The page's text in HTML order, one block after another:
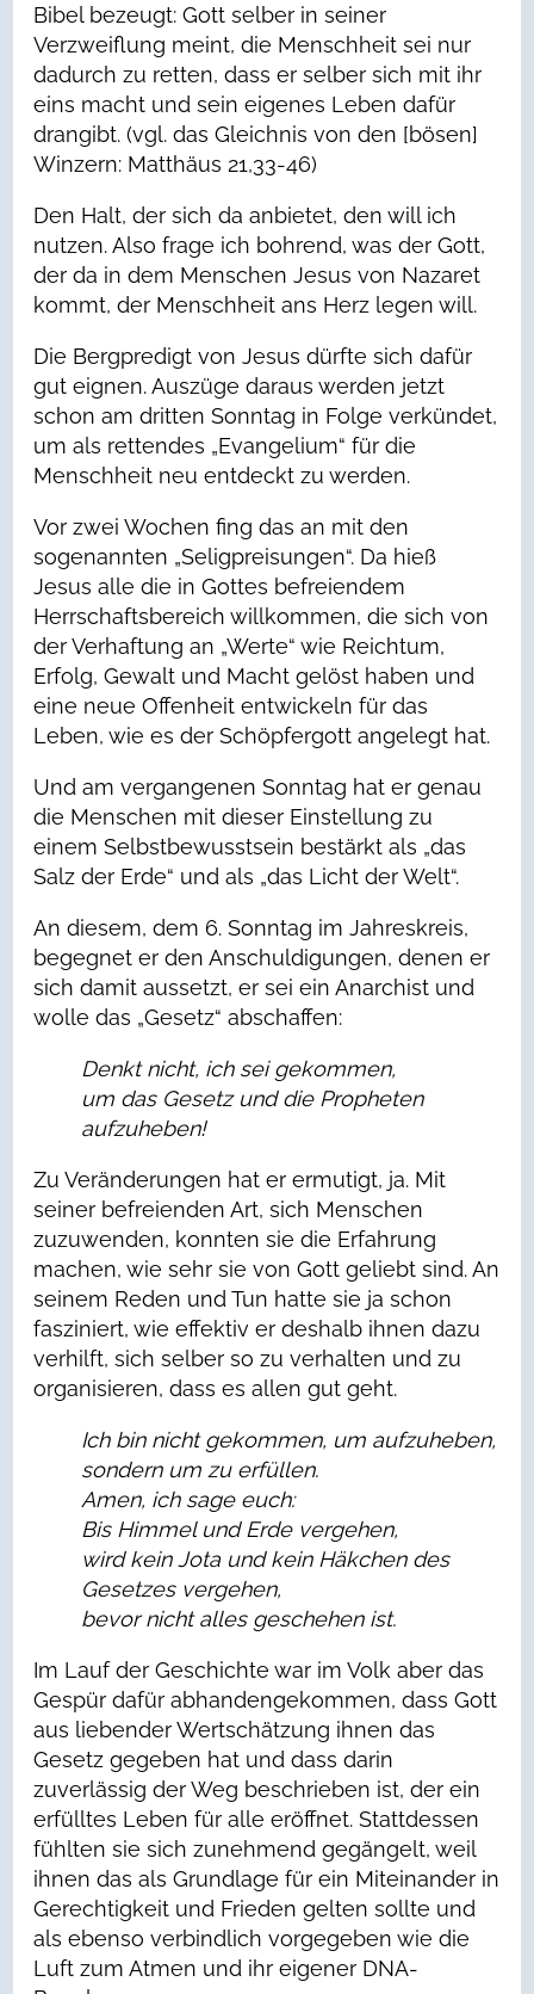
Bibel bezeugt: Gott selber in seiner
Verzweiflung meint, die Menschheit sei nur
dadurch zu retten, dass er selber sich mit ihr
eins macht und sein eigenes Leben dafür
drangibt. (vgl. das Gleichnis von den [bösen]
Winzern: Matthäus 21,33-46)
Den Halt, der sich da anbietet, den will ich
nutzen. Also frage ich bohrend, was der Gott,
der da in dem Menschen Jesus von Nazaret
kommt, der Menschheit ans Herz legen will.
Die Bergpredigt von Jesus dürfte sich dafür
gut eignen. Auszüge daraus werden jetzt
schon am dritten Sonntag in Folge verkündet,
um als rettendes „Evangelium“ für die
Menschheit neu entdeckt zu werden.
Vor zwei Wochen fing das an mit den
sogenannten „Seligpreisungen“. Da hieß
Jesus alle die in Gottes befreiendem
Herrschaftsbereich willkommen, die sich von
der Verhaftung an „Werte“ wie Reichtum,
Erfolg, Gewalt und Macht gelöst haben und
eine neue Offenheit entwickeln für das
Leben, wie es der Schöpfergott angelegt hat.
Und am vergangenen Sonntag hat er genau
die Menschen mit dieser Einstellung zu
einem Selbstbewusstsein bestärkt als „das
Salz der Erde“ und als „das Licht der Welt“.
An diesem, dem 6. Sonntag im Jahreskreis,
begegnet er den Anschuldigungen, denen er
sich damit aussetzt, er sei ein Anarchist und
wolle das „Gesetz“ abschaffen:
Denkt nicht, ich sei gekommen,
um das Gesetz und die Propheten
aufzuheben!
Zu Veränderungen hat er ermutigt, ja. Mit
seiner befreienden Art, sich Menschen
zuzuwenden, konnten sie die Erfahrung
machen, wie sehr sie von Gott geliebt sind. An
seinem Reden und Tun hatte sie ja schon
fasziniert, wie effektiv er deshalb ihnen dazu
verhilft, sich selber so zu verhalten und zu
organisieren, dass es allen gut geht.
Ich bin nicht gekommen, um aufzuheben,
sondern um zu erfüllen.
Amen, ich sage euch:
Bis Himmel und Erde vergehen,
wird kein Jota und kein Häkchen des
Gesetzes vergehen,
bevor nicht alles geschehen ist.
Im Lauf der Geschichte war im Volk aber das
Gespür dafür abhandengekommen, dass Gott
aus liebender Wertschätzung ihnen das
Gesetz gegeben hat und dass darin
zuverlässig der Weg beschrieben ist, der ein
erfülltes Leben für alle eröffnet. Stattdessen
fühlten sie sich zunehmend gegängelt, weil
ihnen das als Grundlage für ein Miteinander in
Gerechtigkeit und Frieden gelten sollte und
als ebenso verbindlich vorgegeben wie die
Luft zum Atmen und ihr eigener DNA-